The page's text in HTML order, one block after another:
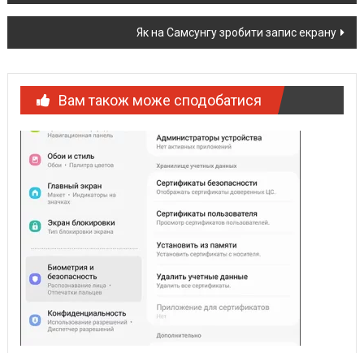
navigation
Як на Самсунгу зробити запис екрану
Вам також може сподобатися